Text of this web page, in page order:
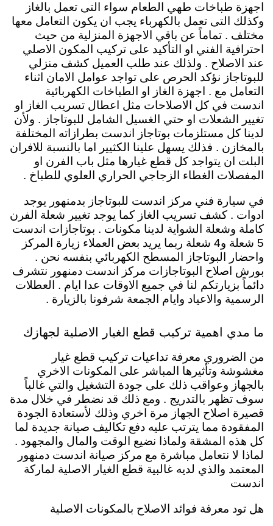
اجهزة طباخات طهي الطعام سواء التى تعمل بالغاز
وكذلك التى تعمل بالكهرباء يجب ان يكون التعامل معها
مختلف . تماماً عن باقي الاجهزة المنزلية من حيث
احترافية الفني او التأكيد على تركيب المكون الاصلي
عند الاصلاح . ولذلك عند طلب العميل كشف منزلي
للبوتاجاز نؤكد الحرص على تواجد عوامل الامان اثناء
التعامل مع . اجهزة الغاز او الطباخات الكهربائية
اندست في كل الاصلاحات مثل اعطال تسريب الغاز او
تغيير الشعلات او حتي الغسيل الشامل للبوتاجاز . ولأن
لدينا كل مستلزمات بوتاجاز اندست بطرازاته المختلفة
بالمخازن . فذلك يسهل علينا الكثيير اما بالنسبة للافران
البلت ان يتواجد كل قطع غيارها مثل باب الفرن او
المفصلات الغطاء الزجاجي الحراري العلوي للطباخ .
في سيارة فني مركز اندست للبوتاجاز بدمنهور يوجد
ادوات . كشف تسريب الغاز كما يوجد تغيير شعلة الفرن
كاملة وشعلة الشواية لدينا مكونات . بوتاجازات اندست
5 شعلة و4 شعلة ربما يريد بعض العملاء زيارة المركز
واحضار البوتاجاز المسطح الكهربائي بنفسه نحن .
بورش اصلاح البوتاجازات مركز اندست دمنهور نتشرف
دائماً بزيارتكم لنا في جميع الاوقات عدا ايام . العطلات
الرسمية والاعياد وايام الجمعة شرفونا بالزيارة .
ما مدي اهمية تركيب قطع الغيار الاصلية لجهازك
من الضروري معرفة تداعيات تركيب قطع غيار
مغشوشة وتأثيرها المباشر على المكونات الاخري
بالجهاز وعواقب ذلك على جودة التشغيل والتي غالباً
سوف تظهر بالتدريج . ومع ذلك قد نضطر في خلال مدة
قصيرة اصلاح الجهاز مرة اخري وذلك لأستعادة الجودة
المفقودة مما يترتب عليه دفع تكاليف صيانة جديدة لما
كل هذه المشقة ولماذا نضيع الوقت والمال والمجهود .
لماذا لا نتعامل مباشرة مع مركز صيانة اندست دمنهور
المعتمد والذي لديه غالبية قطع الغيار الاصلية لماركة
اندست
هل تود معرفة فوائد الاصلاح بالمكونات الاصلية